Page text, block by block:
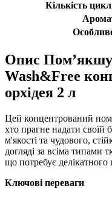
Кількість
Опис
Wash&Free
орхідея 2 л
Цей концентрований
хто прагне надати своїй
м'якості та чудового,
догляді за всіма типами
що потребує делікатного
Ключові переваги